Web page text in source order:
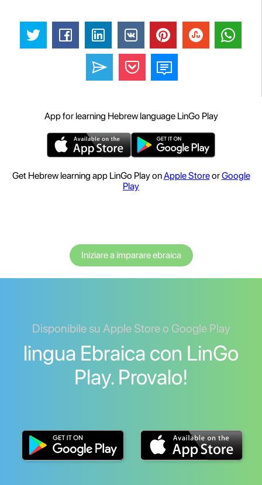
App for learning Hebrew language LinGo Play
Get Hebrew learning app LinGo Play onApple StoreorGoogle
Play
Iniziare a imparare ebraica
Disponibile su Apple Store o Google Play
lingua Ebraica con LinGo
Play. Provalo!